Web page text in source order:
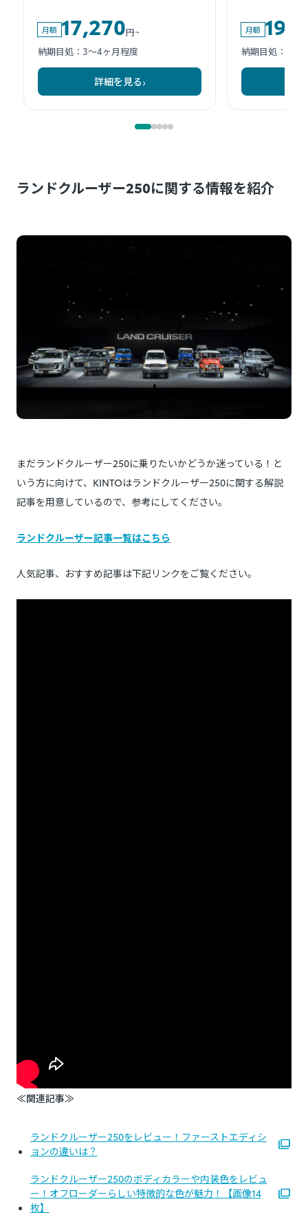
ランドクルーザー250に関する情報を紹介
まだランドクルーザー250に乗りたいかどうか迷っている！と
いう方に向けて、KINTOはランドクルーザー250に関する解説
記事を用意しているので、参考にしてください。
ランドクルーザー記事一覧はこちら
人気記事、おすすめ記事は下記リンクをご覧ください。
≪関連記事≫
ランドクルーザー250をレビュー！ファーストエディシ
ョンの違いは？
ランドクルーザー250のボディカラーや内装色をレビュ
ー！オフローダーらしい特徴的な色が魅力！【画像14
枚】